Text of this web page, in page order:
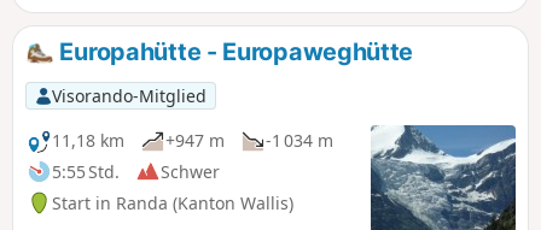
Europahütte - Europaweghütte
Visorando-Mitglied
11,18 km
+947 m
-1 034 m
5:55 Std.
Schwer
Start in Randa (Kanton Wallis)